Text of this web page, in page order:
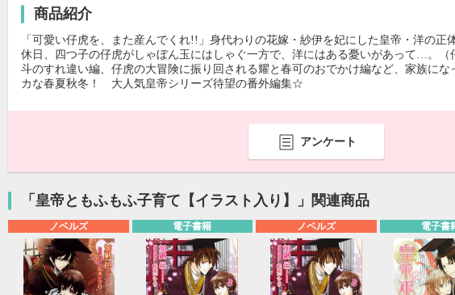
商品紹介
「可愛い仔虎を、また産んでくれ!!」身代わりの花嫁・紗伊を妃にした皇帝・洋の正
休日、四つ子の仔虎がしゃぼん玉にはしゃぐ一方で、洋にはある憂いがあって…。（
斗のすれ違い編、仔虎の大冒険に振り回される耀と春可のおでかけ編など、家族に
カな春夏秋冬！ 大人気皇帝シリーズ待望の番外編集☆
アンケート
「皇帝ともふもふ子育て【イラスト入り】」関連商品
ノベルズ 電子書籍 ノベルズ 電子書